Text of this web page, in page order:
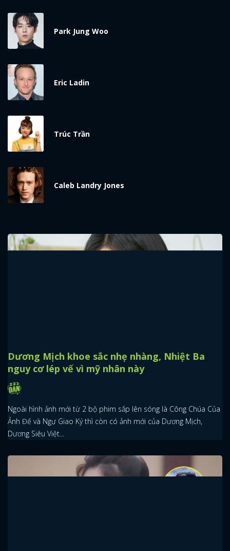
Park Jung Woo
Eric Ladin
Trúc Trần
Caleb Landry Jones
Dương Mịch khoe sắc nhẹ nhàng, Nhiệt Ba
nguy cơ lép vế vì mỹ nhân này
Ngoài hình ảnh mới từ 2 bộ phim sắp lên sóng là Công Chúa Của
Ảnh Đế và Ngự Giao Ký thì còn có ảnh mới của Dương Mịch,
Dương Siêu Việt...